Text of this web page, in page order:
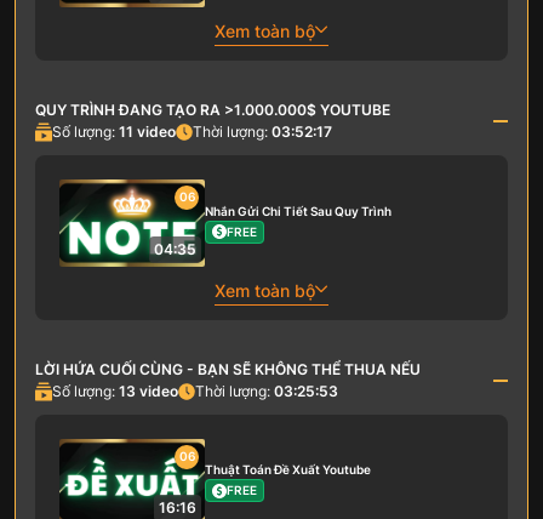
Xem toàn bộ
QUY TRÌNH ĐANG TẠO RA >1.000.000$ YOUTUBE
Số lượng: 11 video Thời lượng: 03:52:17
06
04:35
Nhắn Gửi Chi Tiết Sau Quy Trình
FREE
Xem toàn bộ
LỜI HỨA CUỐI CÙNG - BẠN SẼ KHÔNG THỂ THUA NẾU
Số lượng: 13 video Thời lượng: 03:25:53
06
16:16
Thuật Toán Đề Xuất Youtube
FREE